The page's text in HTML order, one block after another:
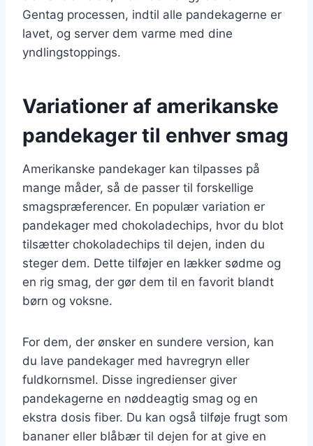
Gentag processen, indtil alle pandekagerne er
lavet, og server dem varme med dine
yndlingstoppings.
Variationer af amerikanske
pandekager til enhver smag
Amerikanske pandekager kan tilpasses på
mange måder, så de passer til forskellige
smagspræferencer. En populær variation er
pandekager med chokoladechips, hvor du blot
tilsætter chokoladechips til dejen, inden du
steger dem. Dette tilføjer en lækker sødme og
en rig smag, der gør dem til en favorit blandt
børn og voksne.
For dem, der ønsker en sundere version, kan
du lave pandekager med havregryn eller
fuldkornsmel. Disse ingredienser giver
pandekagerne en nøddeagtig smag og en
ekstra dosis fiber. Du kan også tilføje frugt som
bananer eller blåbær til dejen for at give en